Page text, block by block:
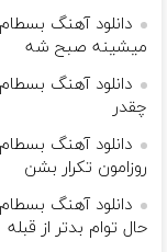
دانلود آهنگ
میشینه صبح شه
دانلود آهنگ
چقدر
دانلود آهنگ
روزامون تکرار بشن
دانلود آهنگ
حال توام بدتر از قبله